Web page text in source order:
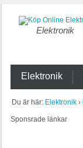
Elektronik
Elektronik
Du är här: Elektronik ›
Sponsrade länkar